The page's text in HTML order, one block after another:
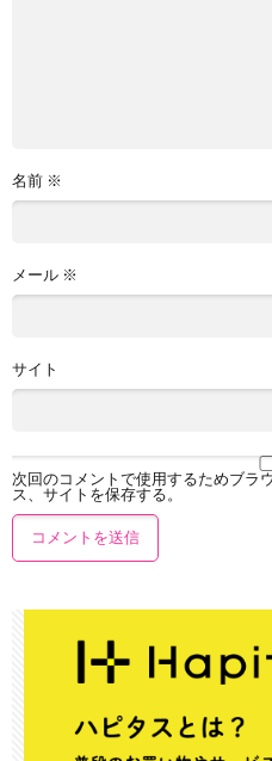
名前 ※
メール ※
サイト
次回のコメントで使用するためブラ
ス、サイトを保存する。